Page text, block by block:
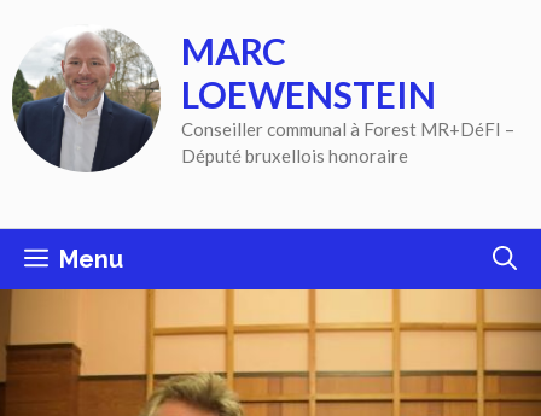
contenu
MARC
LOEWENSTEIN
Conseiller communal à Forest MR+DéFI –
Député bruxellois honoraire
Menu